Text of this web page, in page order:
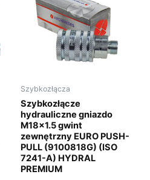
Szybkozłącza
Szybkozłącze
hydrauliczne gniazdo
M18x1.5 gwint
zewnętrzny EURO PUSH-
PULL (9100818G) (ISO
7241-A) HYDRAL
PREMIUM